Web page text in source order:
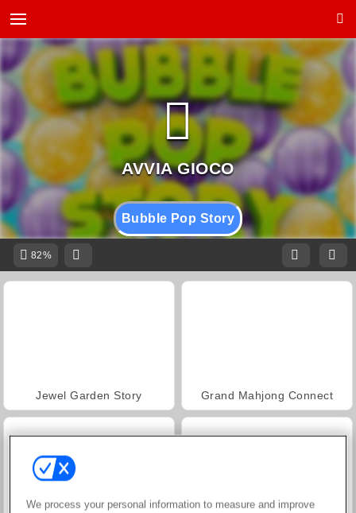
Bubble Pop Story
82%
Jewel Garden Story Grand Mahjong Connect
We process your personal information to measure and improve